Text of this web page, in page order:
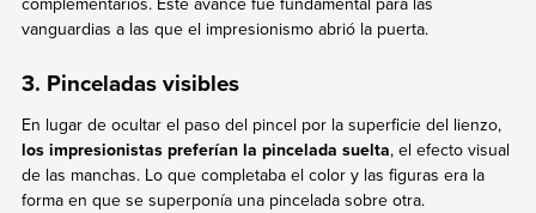
vanguardias a las que el impresionismo abrió la puerta.
3. Pinceladas visibles
En lugar de ocultar el paso del pincel por la superficie del lienzo,
los impresionistas preferían la pincelada suelta, el efecto visual
de las manchas. Lo que completaba el color y las figuras era la
forma en que se superponía una pincelada sobre otra.